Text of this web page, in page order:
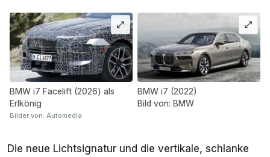
BMW i7 Facelift (2026) als
Erlkönig
Bilder von: Automedia
BMW i7 (2022)
Bild von: BMW
Die neue Lichtsignatur und die vertikale, schlanke